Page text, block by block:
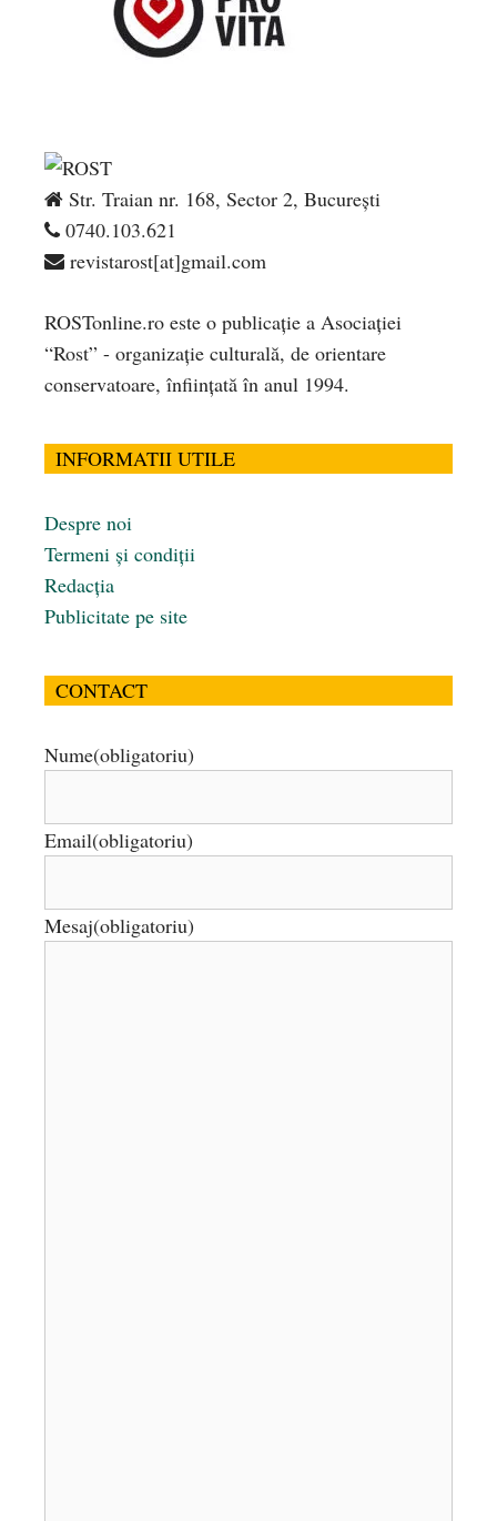
Str. Traian nr. 168, Sector 2, București
0740.103.621
revistarost[at]gmail.com
ROSTonline.ro este o publicaţie a Asociaţiei
“Rost” - organizaţie culturală, de orientare
conservatoare, înfiinţată în anul 1994.
INFORMATII UTILE
Despre noi
Termeni și condiții
Redacția
Publicitate pe site
CONTACT
Nume(obligatoriu)
Email(obligatoriu)
Mesaj(obligatoriu)